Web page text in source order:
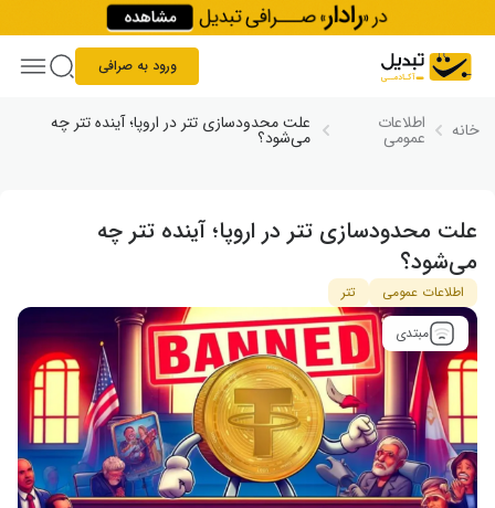
Skip to content
ورود به صرافی
خانه اطلاعات
عمومی
علت محدودسازی تتر در اروپا؛ آینده تتر چه
می‌شود؟
علت محدودسازی تتر در اروپا؛ آینده تتر چه
می‌شود؟
اطلاعات عمومی
تتر
مبتدی